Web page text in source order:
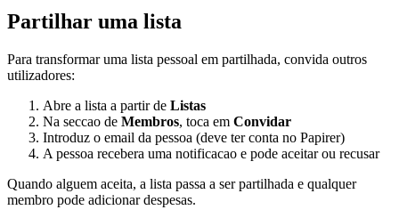
Partilhar uma lista
Para transformar uma lista pessoal em partilhada, convida outros
utilizadores:
Abre a lista a partir de Listas
Na seccao de Membros, toca em Convidar
Introduz o email da pessoa (deve ter conta no Papirer)
A pessoa recebera uma notificacao e pode aceitar ou recusar
Quando alguem aceita, a lista passa a ser partilhada e qualquer
membro pode adicionar despesas.